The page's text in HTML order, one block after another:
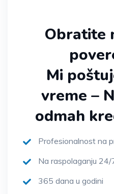
Obratite
Mi
vreme –
odmah
Profesionalnost na
Na raspolaganju 24/
365 dana u godini